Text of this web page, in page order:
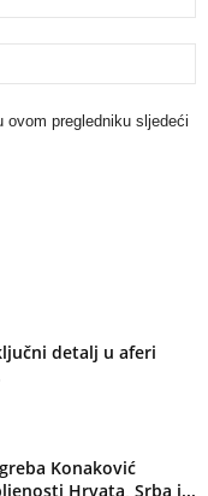
pregledniku sljedeći
detalj u aferi
Konaković
Hrvata, Srba i...